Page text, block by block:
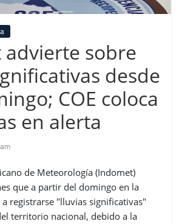
sobre
desde
COE coloca
en alerta
de Meteorología (Indomet)
que a partir del domingo en la
registrarse "lluvias significativas"
territorio nacional, debido a la